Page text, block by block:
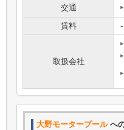
交通
賃料 -
取扱会社
大野モータープールへ